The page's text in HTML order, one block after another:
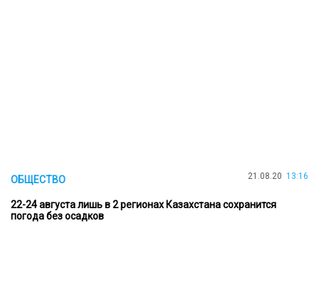
ОБЩЕСТВО 21.08.20 13:16
22-24 августа лишь в 2 регионах Казахстана сохранится
погода без осадков